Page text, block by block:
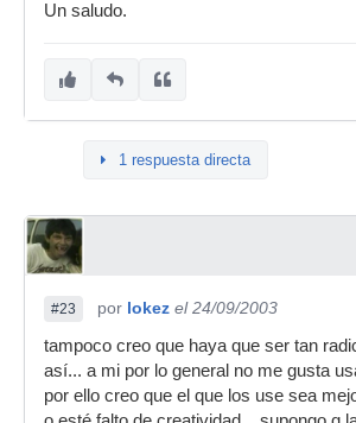
Un saludo.
1 respuesta directa
#23 por lokez el 24/09/2003
tampoco creo que haya que ser tan
así... a mi por lo general no me gusta
por ello creo que el que los use sea